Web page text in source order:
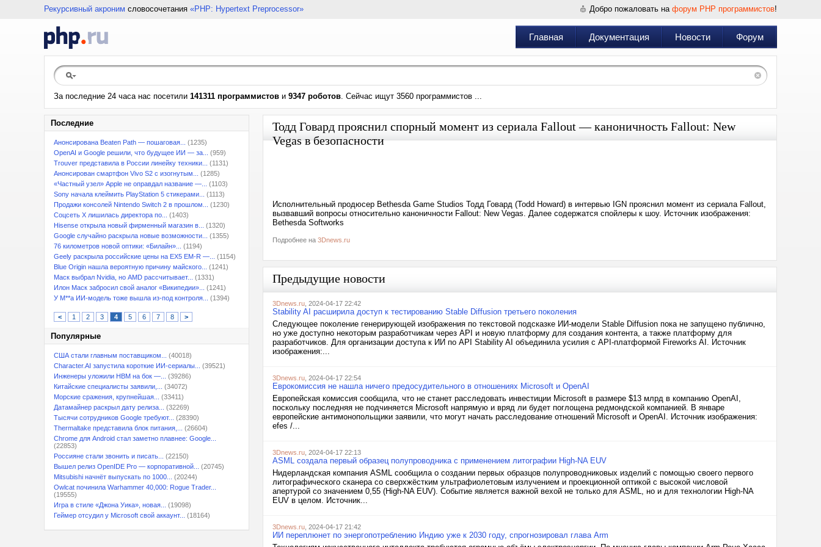
Рекурсивный акроним словосочетания «PHP: Hypertext Preprocessor» Добро пожаловать на форум PHP программистов!
Главная Документация Новости Форум
За последние 24 часа нас посетили 141311 программистов и 9347 роботов. Сейчас ищут 3560 программистов ...
Последние
Анонсирована Beaten Path — пошаговая...
(1235)
OpenAI и Google решили, что будущее ИИ — за...
(959)
Trouver представила в России линейку техники...
(1131)
Анонсирован смартфон Vivo S2 с изогнутым...
(1285)
«Частный узел» Apple не оправдал название —...
(1103)
Sony начала клеймить PlayStation 5 стикерами...
(1113)
Продажи консолей Nintendo Switch 2 в прошлом...
(1230)
Соцсеть X лишилась директора по...
(1403)
Hisense открыла новый фирменный магазин в...
(1320)
Google случайно раскрыла новые возможности...
(1355)
76 километров новой оптики: «Билайн»...
(1194)
Geely раскрыла российские цены на EX5 EM-R —...
(1154)
Blue Origin нашла вероятную причину майского...
(1241)
Маск выбрал Nvidia, но AMD рассчитывает...
(1331)
Илон Маск забросил свой аналог «Википедии»...
(1241)
У M**a ИИ-модель тоже вышла из-под контроля...
(1394)
< 1 2 3 4 5 6 7 8 >
Популярные
США стали главным поставщиком...
(40018)
Character.AI запустила короткие ИИ-сериалы...
(39521)
Инженеры уложили HBM на бок —...
(39286)
Китайские специалисты заявили,...
(34072)
Морские сражения, крупнейшая...
(33411)
Датамайнер раскрыл дату релиза...
(32269)
Тысячи сотрудников Google требуют...
(28390)
Thermaltake представила блок питания,...
(26604)
Chrome для Android стал заметно плавнее: Google...
(22853)
Россияне стали звонить и писать...
(22150)
Вышел релиз OpenIDE Pro — корпоративной...
(20745)
Mitsubishi начнёт выпускать по 1000...
(20244)
Owlcat починила Warhammer 40,000: Rogue Trader...
(19555)
Игра в стиле «Джона Уика», новая...
(19098)
Геймер отсудил у Microsoft свой аккаунт...
(18164)
Тодд Говард прояснил спорный момент из сериала Fallout — каноничность Fallout: New
Vegas в безопасности
Исполнительный продюсер Bethesda Game Studios Тодд Говард (Todd Howard) в интервью IGN прояснил момент из сериала Fallout,
вызвавший вопросы относительно каноничности Fallout: New Vegas. Далее содержатся спойлеры к шоу. Источник изображения:
Bethesda Softworks
Подробнее на 3Dnews.ru
Предыдущие новости
3Dnews.ru , 2024-04-17 22:42
Stability AI расширила доступ к тестированию Stable Diffusion третьего поколения
Следующее поколение генерирующей изображения по текстовой подсказке ИИ-модели Stable Diffusion пока не запущено публично,
но уже доступно некоторым разработчикам через API и новую платформу для создания контента, а также платформу для
разработчиков. Для организации доступа к ИИ по API Stability AI объединила усилия с API-платформой Fireworks AI. Источник
изображения:...
3Dnews.ru , 2024-04-17 22:54
Еврокомиссия не нашла ничего предосудительного в отношениях Microsoft и OpenAI
Европейская комиссия сообщила, что не станет расследовать инвестиции Microsoft в размере $13 млрд в компанию OpenAI,
поскольку последняя не подчиняется Microsoft напрямую и вряд ли будет поглощена редмондской компанией. В январе
европейские антимонопольщики заявили, что могут начать расследование отношений Microsoft и OpenAI. Источник изображения:
efes /...
3Dnews.ru , 2024-04-17 22:13
ASML создала первый образец полупроводника с применением литографии High-NA EUV
Нидерландская компания ASML сообщила о создании первых образцов полупроводниковых изделий с помощью своего первого
литографического сканера со сверхжёстким ультрафиолетовым излучением и проекционной оптикой с высокой числовой
апертурой со значением 0,55 (High-NA EUV). Событие является важной вехой не только для ASML, но и для технологии High-NA
EUV в целом. Источник...
3Dnews.ru , 2024-04-17 21:42
ИИ переплюнет по энергопотреблению Индию уже к 2030 году, спрогнозировал глава Arm